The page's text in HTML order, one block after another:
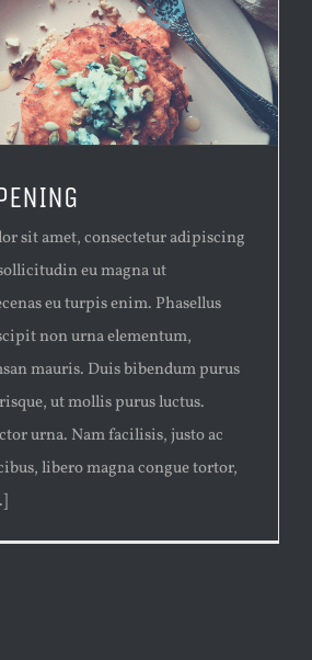
sit amet, consectetur adipiscing
eu magna ut
eu turpis enim. Phasellus
non urna elementum,
mauris. Duis bibendum purus
ut mollis purus luctus.
urna. Nam facilisis, justo ac
libero magna congue tortor,